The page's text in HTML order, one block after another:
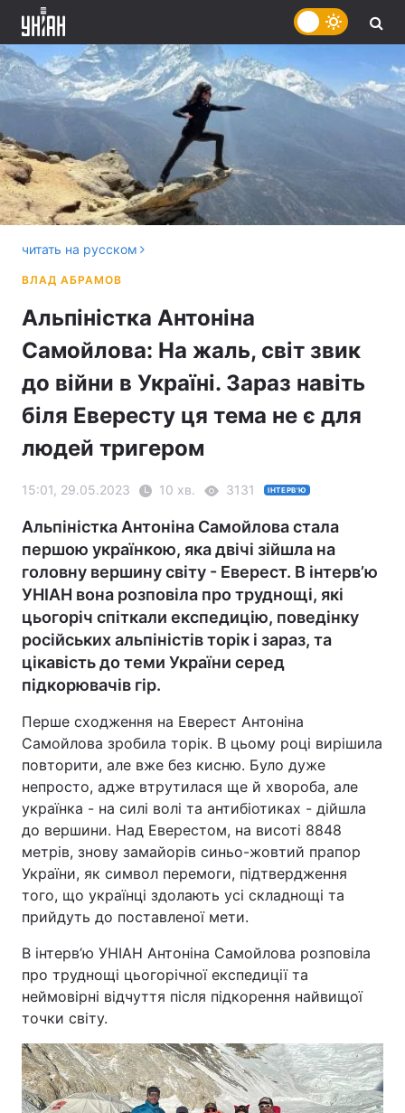
Головна Війна
Україна Політика
Економіка
Спорт Наука
Техно і зв'язок Лайт
Зброя Інциденти
читать на русском
Альпіністка Антоніна
Самойлова: На жаль, світ звик
до війни в Україні. Зараз навіть
біля Евересту ця тема не є для
людей тригером
15:01, 29.05.2023 10 хв. 3131 ІНТЕРВ'Ю
Альпіністка Антоніна Самойлова стала
першою українкою, яка двічі зійшла на
головну вершину світу - Еверест. В інтерв’ю
УНІАН вона розповіла про труднощі, які
цьогоріч спіткали експедицію, поведінку
російських альпіністів торік і зараз, та
цікавість до теми України серед
підкорювачів гір.
Перше сходження на Еверест Антоніна
Самойлова зробила торік. В цьому році вирішила
повторити, але вже без кисню. Було дуже
непросто, адже втрутилася ще й хвороба, але
українка - на силі волі та антибіотиках - дійшла
до вершини. Над Еверестом, на висоті 8848
метрів, знову замайорів синьо-жовтий прапор
України, як символ перемоги, підтвердження
того, що українці здолають усі складнощі та
прийдуть до поставленої мети.
В інтерв’ю УНІАН Антоніна Самойлова розповіла
про труднощі цьогорічної експедиції та
неймовірні відчуття після підкорення найвищої
точки світу.